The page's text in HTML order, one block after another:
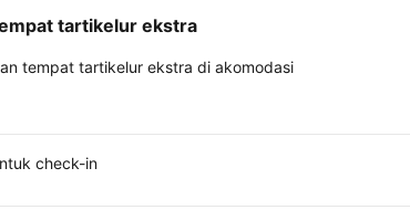
tartikelur ekstra
tempat tartikelur ekstra di akomodasi
check-in